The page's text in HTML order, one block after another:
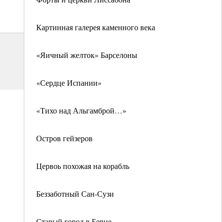
Картинная галерея каменного века
«Яичный желток» Барселоны
«Сердце Испании»
«Тихо над Альгамброй…»
Остров гейзеров
Цервоь похожая на корабль
Беззаботный Сан-Сузи